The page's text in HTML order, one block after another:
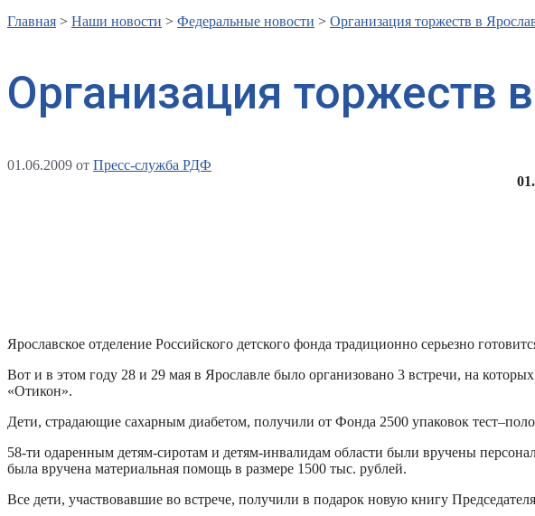
Главная > Наши новости > Федеральные новости > Организация торжеств в
Организация торжеств
01.06.2009 от Пресс-служба РДФ
Ярославское отделение Российского детского фонда традиционно серьезно
Вот и в этом году 28 и 29 мая в Ярославле было организовано 3 встречи, на
«Отикон».
Дети, страдающие сахарным диабетом, получили от Фонда 2500 упаковок
58-ти одаренным детям-сиротам и детям-инвалидам области были вручены
была вручена материальная помощь в размере 1500 тыс. рублей.
Все дети, участвовавшие во встрече, получили в подарок новую книгу